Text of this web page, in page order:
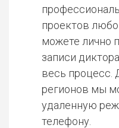
проектов
можете лично
записи
весь процесс.
регионов мы
удаленную
телефону.